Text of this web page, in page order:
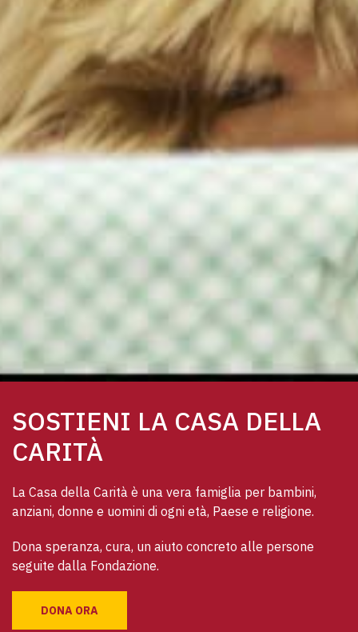
SOSTIENI LA CASA DELLA
CARITÀ
La Casa della Carità è una vera famiglia per bambini,
anziani, donne e uomini di ogni età, Paese e religione.
Dona speranza, cura, un aiuto concreto alle persone
seguite dalla Fondazione.
DONA ORA